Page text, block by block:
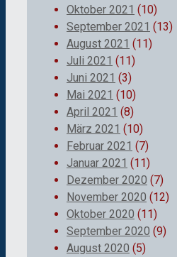
Oktober 2021 (10)
September 2021 (13)
August 2021 (11)
Juli 2021 (11)
Juni 2021 (3)
Mai 2021 (10)
April 2021 (8)
März 2021 (10)
Februar 2021 (7)
Januar 2021 (11)
Dezember 2020 (7)
November 2020 (12)
Oktober 2020 (11)
September 2020 (9)
August 2020 (5)